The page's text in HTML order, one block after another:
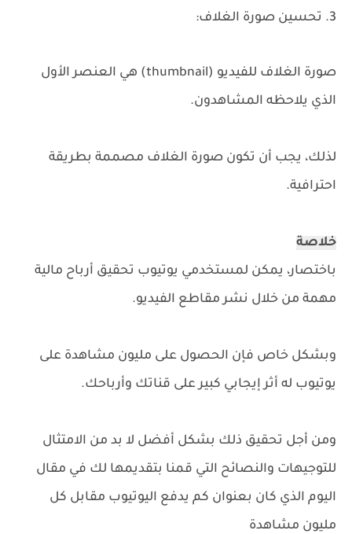
3. تحسين صورة الغلاف:
صورة الغلاف للفيديو (thumbnail) هي العنصر الأول
الذي يلاحظه المشاهدون.
لذلك، يجب أن تكون صورة الغلاف مصممة بطريقة
احترافية.
خلاصة
باختصار، يمكن لمستخدمي يوتيوب تحقيق أرباح مالية
مهمة من خلال نشر مقاطع الفيديو.
وبشكل خاص فإن الحصول على مليون مشاهدة على
يوتيوب له أثر إيجابي كبير على قناتك وأرباحك.
ومن أجل تحقيق ذلك بشكل أفضل لا بد من الامتثال
للتوجيهات والنصائح التي قمنا بتقديمها لك في مقال
اليوم الذي كان بعنوان كم يدفع اليوتيوب مقابل كل
مليون مشاهدة